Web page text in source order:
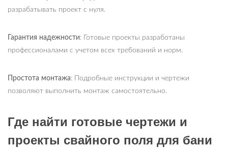
разрабатывать проект с нуля.
Гарантия надежности: Готовые проекты разработаны
профессионалами с учетом всех требований и норм.
Простота монтажа: Подробные инструкции и чертежи
позволяют выполнить монтаж самостоятельно.
Где найти готовые чертежи и
проекты свайного поля для бани